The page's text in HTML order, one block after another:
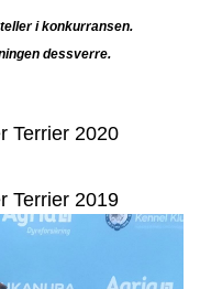
i konkurransen.
dessverre.
Terrier 2020
Terrier 2019